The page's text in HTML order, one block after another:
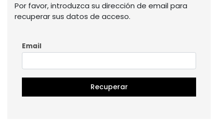
Por favor, introduzca su dirección de email para
recuperar sus datos de acceso.
Email
Recuperar